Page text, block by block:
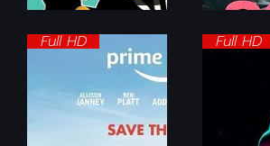
Full HD Full HD